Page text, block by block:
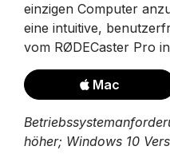
einzigen Computer
eine intuitive,
vom RØDECaster Pro
Mac
höher; Windows 10